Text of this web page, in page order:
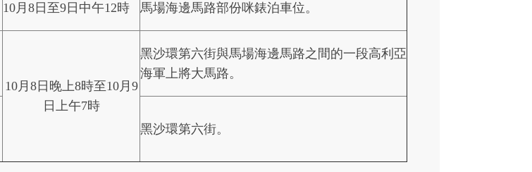
10月8日至9日中午12時 馬場海邊馬路部份咪錶泊車位。
10月8日晚上8時至10月9
日上午7時
黑沙環第六街與馬場海邊馬路之間的一段高利亞
海軍上將大馬路。
黑沙環第六街。